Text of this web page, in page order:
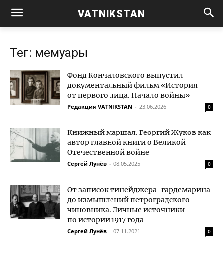
VATNIKSTAN
Тег: мемуары
Фонд Кончаловского выпустил
документальный фильм «История
от первого лица. Начало войны»
Редакция VATNIKSTAN - 23.06.2026 0
Книжный маршал. Георгий Жуков как
автор главной книги о Великой
Отечественной войне
Сергей Лунёв - 08.05.2025 0
От записок тинейджера-гардемарина
до измышлений петроградского
чиновника. Личные источники
по истории 1917 года
Сергей Лунёв - 07.11.2021 0